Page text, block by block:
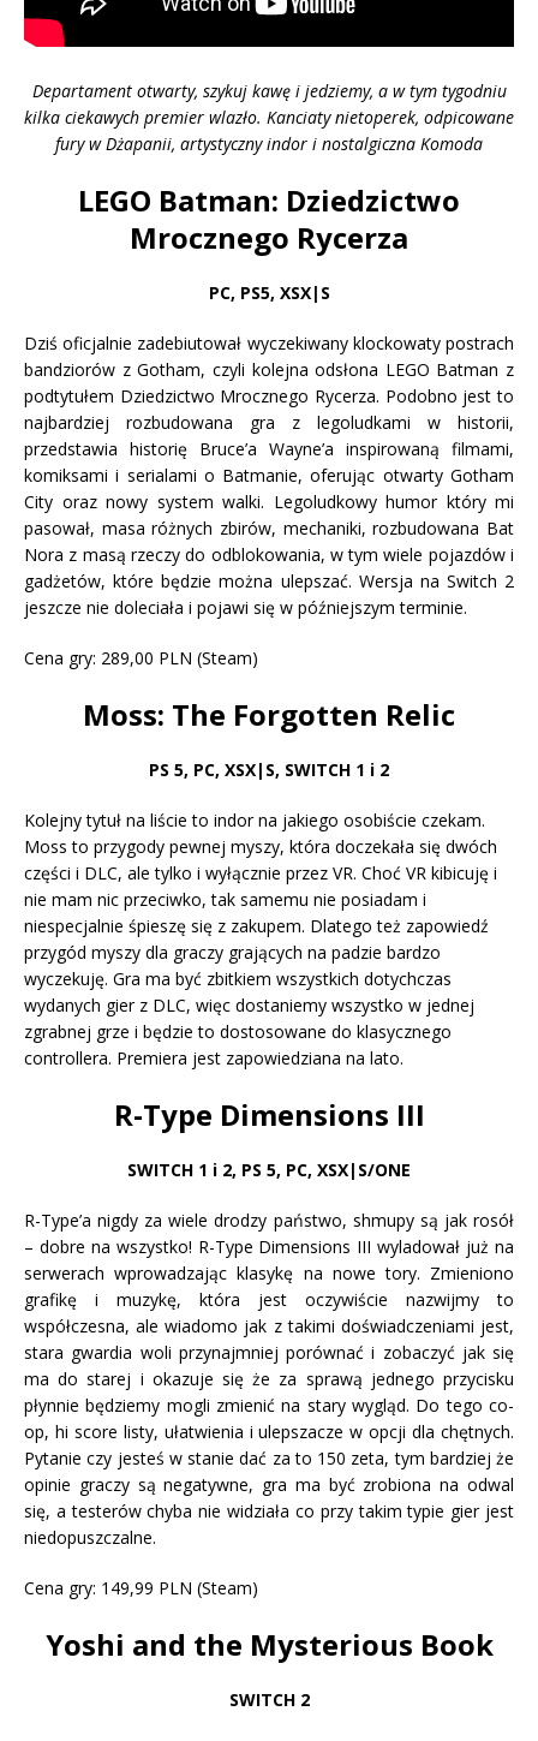
Departament otwarty, szykuj kawę i jedziemy, a w tym tygodniu
kilka ciekawych premier wlazło. Kanciaty nietoperek, odpicowane
fury w Dżapanii, artystyczny indor i nostalgiczna Komoda
LEGO Batman: Dziedzictwo
Mrocznego Rycerza
PC, PS5, XSX|S
Dziś oficjalnie zadebiutował wyczekiwany klockowaty postrach
bandziorów z Gotham, czyli kolejna odsłona LEGO Batman z
podtytułem Dziedzictwo Mrocznego Rycerza. Podobno jest to
najbardziej rozbudowana gra z legoludkami w historii,
przedstawia historię Bruce’a Wayne’a inspirowaną filmami,
komiksami i serialami o Batmanie, oferując otwarty Gotham
City oraz nowy system walki. Legoludkowy humor który mi
pasował, masa różnych zbirów, mechaniki, rozbudowana Bat
Nora z masą rzeczy do odblokowania, w tym wiele pojazdów i
gadżetów, które będzie można ulepszać. Wersja na Switch 2
jeszcze nie doleciała i pojawi się w późniejszym terminie.
Cena gry: 289,00 PLN (Steam)
Moss: The Forgotten Relic
PS 5, PC, XSX|S, SWITCH 1 i 2
Kolejny tytuł na liście to indor na jakiego osobiście czekam.
Moss to przygody pewnej myszy, która doczekała się dwóch
części i DLC, ale tylko i wyłącznie przez VR. Choć VR kibicuję i
nie mam nic przeciwko, tak samemu nie posiadam i
niespecjalnie śpieszę się z zakupem. Dlatego też zapowiedź
przygód myszy dla graczy grających na padzie bardzo
wyczekuję. Gra ma być zbitkiem wszystkich dotychczas
wydanych gier z DLC, więc dostaniemy wszystko w jednej
zgrabnej grze i będzie to dostosowane do klasycznego
controllera. Premiera jest zapowiedziana na lato.
R-Type Dimensions III
SWITCH 1 i 2, PS 5, PC, XSX|S/ONE
R-Type’a nigdy za wiele drodzy państwo, shmupy są jak rosół
– dobre na wszystko! R-Type Dimensions III wyladował już na
serwerach wprowadzając klasykę na nowe tory. Zmieniono
grafikę i muzykę, która jest oczywiście nazwijmy to
współczesna, ale wiadomo jak z takimi doświadczeniami jest,
stara gwardia woli przynajmniej porównać i zobaczyć jak się
ma do starej i okazuje się że za sprawą jednego przycisku
płynnie będziemy mogli zmienić na stary wygląd. Do tego co-
op, hi score listy, ułatwienia i ulepszacze w opcji dla chętnych.
Pytanie czy jesteś w stanie dać za to 150 zeta, tym bardziej że
opinie graczy są negatywne, gra ma być zrobiona na odwal
się, a testerów chyba nie widziała co przy takim typie gier jest
niedopuszczalne.
Cena gry: 149,99 PLN (Steam)
Yoshi and the Mysterious Book
SWITCH 2